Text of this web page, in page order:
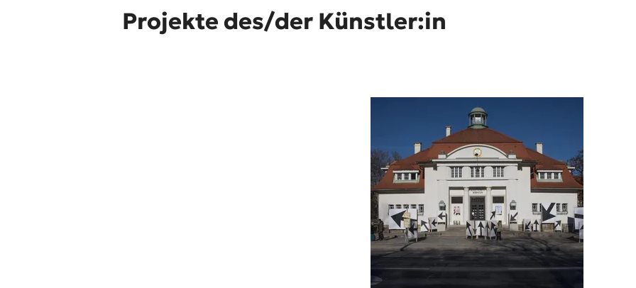
Projekte des/der Künstler:in